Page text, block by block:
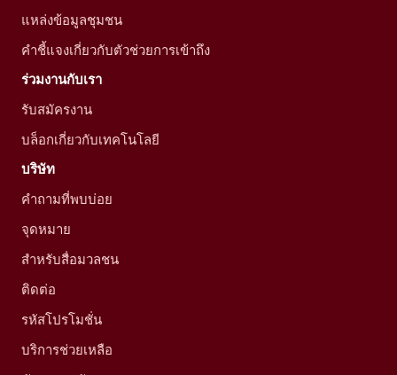
แหล่งข้อมูลชุมชน
คำชี้แจงเกี่ยวกับตัวช่วยการเข้าถึง
ร่วมงานกับเรา
รับสมัครงาน
บล็อกเกี่ยวกับเทคโนโลยี
บริษัท
คำถามที่พบบ่อย
จุดหมาย
สำหรับสื่อมวลชน
ติดต่อ
รหัสโปรโมชั่น
บริการช่วยเหลือ